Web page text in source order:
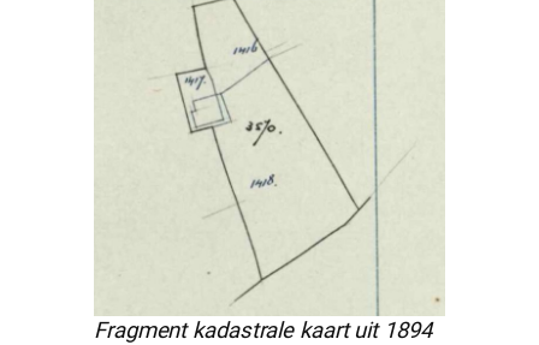
Fragment kadastrale kaart uit 1894